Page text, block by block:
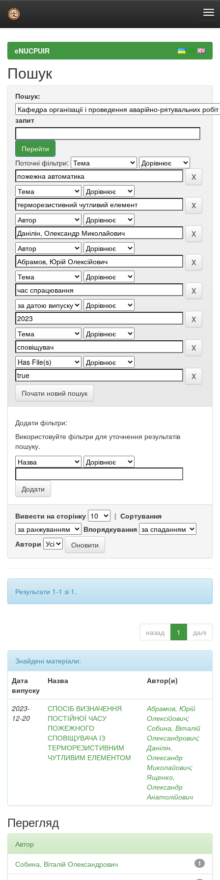
navigationeNUCPUIR
Пошук
Пошук:
запит
Поточні фільтри:
Почати новий пошук
Додати фільтри:
Використовуйте фільтри для уточнення результатів
пошуку.
Вивести на сторінку | Сортування
Впорядкування
Автори
Результати 1-1 зі 1.
назад 1 далі
Знайдені матеріали:
Дата
випуску
Назва Автор(и)
2023-
12-20
СПОСІБ ВИЗНАЧЕННЯ
ПОСТІЙНОЇ ЧАСУ
ПОЖЕЖНОГО
СПОВІЩУВАЧА ІЗ
ТЕРМОРЕЗИСТИВНИМ
ЧУТЛИВИМ ЕЛЕМЕНТОМ
Абрамов, Юрій
Олексійович;
Собина, Віталій
Олександрович;
Данілін,
Олександр
Миколайович;
Ященко,
Олександр
Анатолійович
Перегляд
Автор
1
Собина, Віталій Олександрович